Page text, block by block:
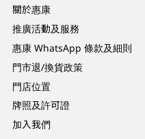
關於惠康
推廣活動及服務
惠康 WhatsApp 條款及細則
門市退/換貨政策
門店位置
牌照及許可證
加入我們